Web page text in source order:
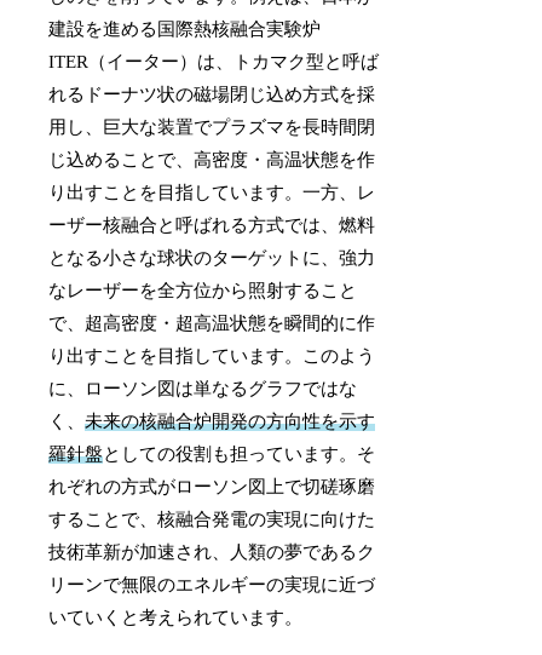
建設を進める国際熱核融合実験炉
ITER（イーター）は、トカマク型と呼ば
れるドーナツ状の磁場閉じ込め方式を採
用し、巨大な装置でプラズマを長時間閉
じ込めることで、高密度・高温状態を作
り出すことを目指しています。一方、レ
ーザー核融合と呼ばれる方式では、燃料
となる小さな球状のターゲットに、強力
なレーザーを全方位から照射すること
で、超高密度・超高温状態を瞬間的に作
り出すことを目指しています。このよう
に、ローソン図は単なるグラフではな
く、未来の核融合炉開発の方向性を示す
羅針盤としての役割も担っています。そ
れぞれの方式がローソン図上で切磋琢磨
することで、核融合発電の実現に向けた
技術革新が加速され、人類の夢であるク
リーンで無限のエネルギーの実現に近づ
いていくと考えられています。